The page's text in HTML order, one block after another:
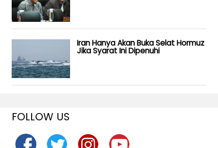
Iran Hanya Akan Buka Selat Hormuz
Jika Syarat Ini Dipenuhi
FOLLOW US